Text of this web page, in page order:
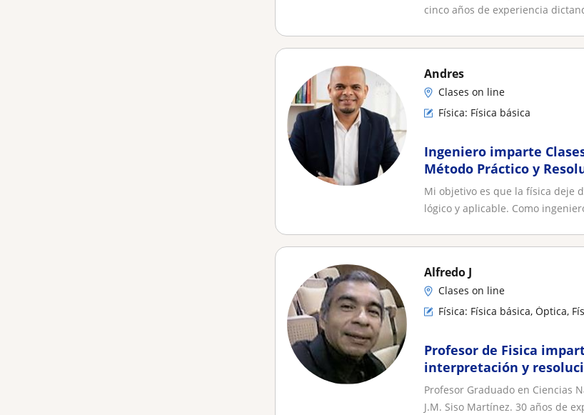
cinco años de experiencia
Andres
Clases on line
Física: Física básica
Ingeniero imparte
Método Práctico y
(Online)
Mi objetivo es que la física deje
lógico y aplicable. Como
Alfredo J
Clases on line
Física: Física básica, Óptica,
Profesor de Fisica
interpretación y
de Física
Profesor Graduado en Ciencias
J.M. Siso Martínez. 30 años de